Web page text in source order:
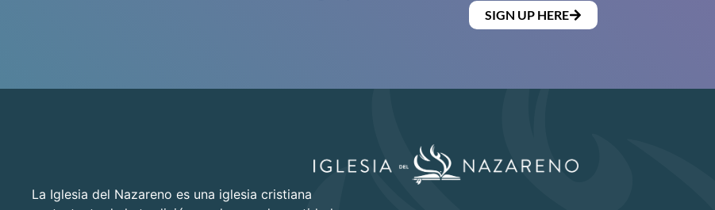
SIGN UP HERE
La Iglesia del Nazareno es una iglesia cristiana